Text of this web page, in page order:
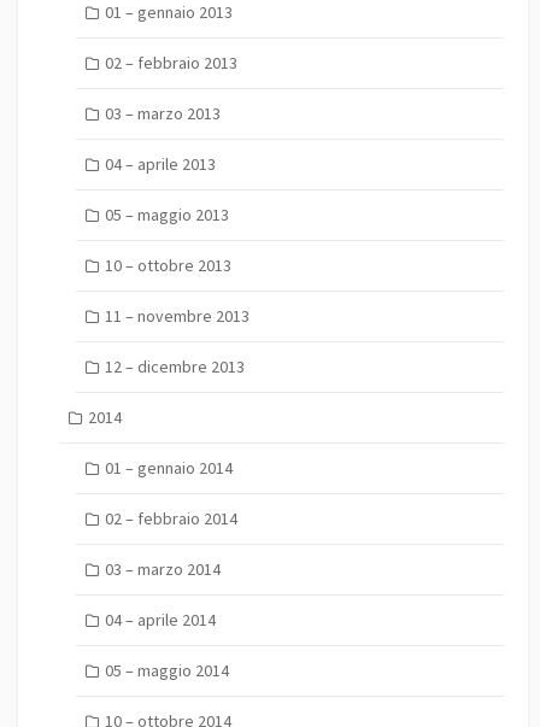
01 – gennaio 2013
02 – febbraio 2013
03 – marzo 2013
04 – aprile 2013
05 – maggio 2013
10 – ottobre 2013
11 – novembre 2013
12 – dicembre 2013
2014
01 – gennaio 2014
02 – febbraio 2014
03 – marzo 2014
04 – aprile 2014
05 – maggio 2014
10 – ottobre 2014